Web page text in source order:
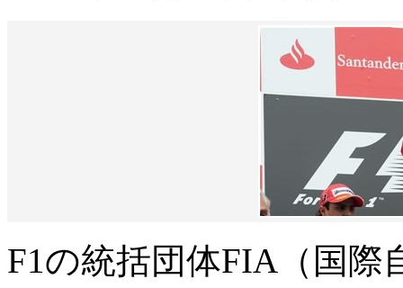
F1の統括団体FIA（国際